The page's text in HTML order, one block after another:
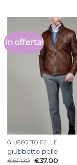
In offerta!
GIUBBOTTO PELLE
giubbotto pelle
€61.00 €37.00